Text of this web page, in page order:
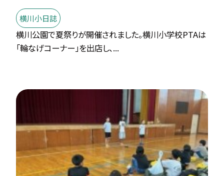
横川小日誌
横川公園で夏祭りが開催されました。横川小学校PTAは
「輪なげコーナー」を出店し、...